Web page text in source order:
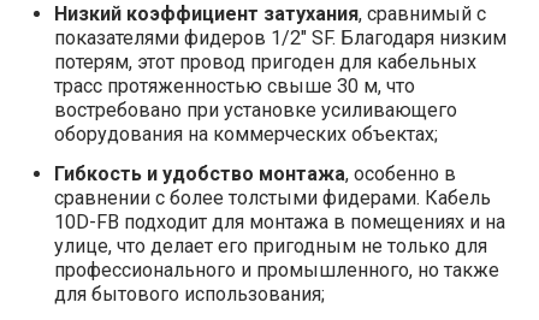
Низкий коэффициент затухания, сравнимый с
показателями фидеров 1/2″ SF. Благодаря низким
потерям, этот провод пригоден для кабельных
трасс протяженностью свыше 30 м, что
востребовано при установке усиливающего
оборудования на коммерческих объектах;
Гибкость и удобство монтажа, особенно в
сравнении с более толстыми фидерами. Кабель
10D-FB подходит для монтажа в помещениях и на
улице, что делает его пригодным не только для
профессионального и промышленного, но также
для бытового использования;